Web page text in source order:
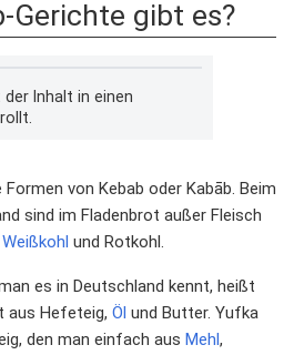
Gerichte gibt es?
Inhalt in einen
von Kebab oder Kabāb. Beim
sind im Fladenbrot außer Fleisch
Weißkohl und Rotkohl.
es in Deutschland kennt, heißt
aus Hefeteig, Öl und Butter. Yufka
den man einfach aus Mehl,